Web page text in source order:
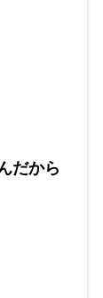
だから